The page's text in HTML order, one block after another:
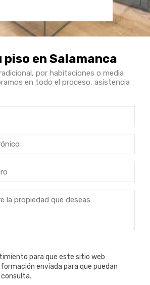
en Salamanca
por habitaciones o media
en todo el proceso, asistencia
para que este sitio web
enviada para que puedan